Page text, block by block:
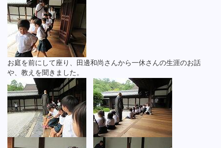
お庭を前にして座り、田邊和尚さんから一休さんの生涯のお話
や、教えを聞きました。